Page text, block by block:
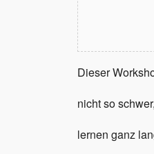
Dieser
nicht so
lernen ganz